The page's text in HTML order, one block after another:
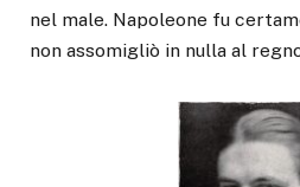
nel male. Napoleone fu
non assomigliò in nulla al